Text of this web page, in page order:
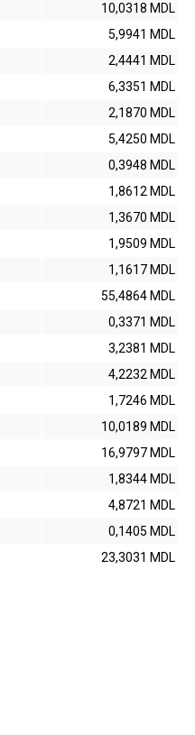
10,0318 MDL
5,9941 MDL
2,4441 MDL
6,3351 MDL
2,1870 MDL
5,4250 MDL
0,3948 MDL
1,8612 MDL
1,3670 MDL
1,9509 MDL
1,1617 MDL
55,4864 MDL
0,3371 MDL
3,2381 MDL
4,2232 MDL
1,7246 MDL
10,0189 MDL
16,9797 MDL
1,8344 MDL
4,8721 MDL
0,1405 MDL
23,3031 MDL